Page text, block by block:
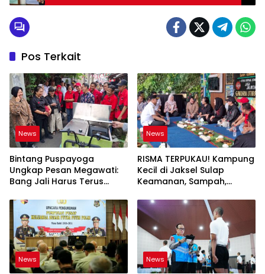
Pos Terkait
News
Bintang Puspayoga
Ungkap Pesan Megawati:
Bang Jali Harus Terus
Dikembangkan
News
RISMA TERPUKAU! Kampung
Kecil di Jaksel Sulap
Keamanan, Sampah,
Jadi Satu Sistem
News News